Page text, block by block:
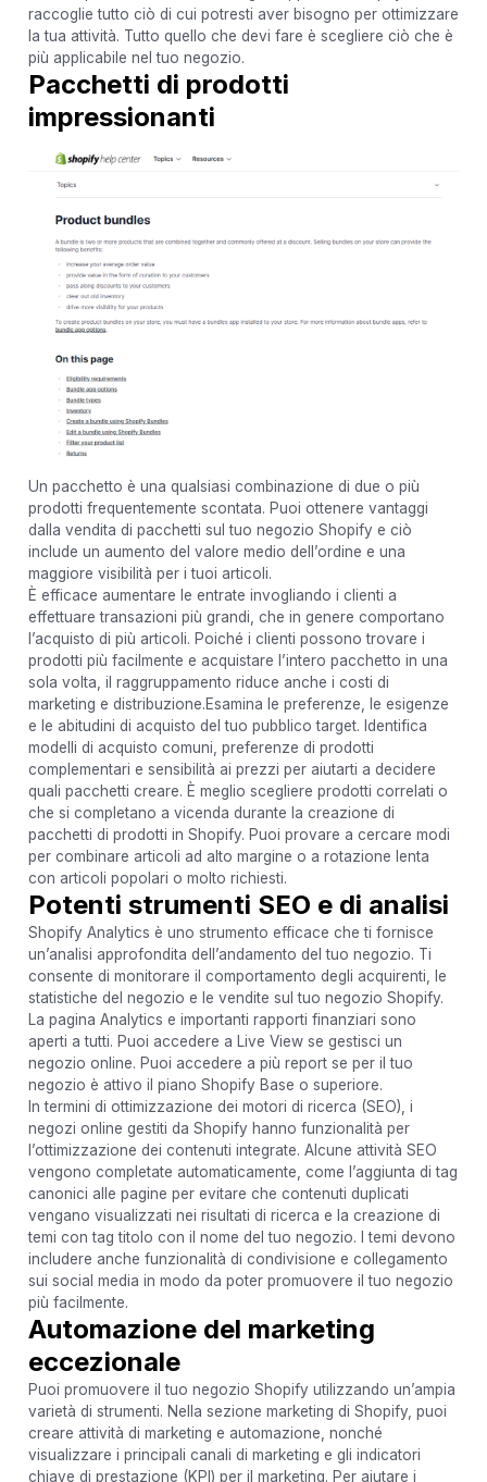
raccoglie tutto ciò di cui potresti aver bisogno per ottimizzare
la tua attività. Tutto quello che devi fare è scegliere ciò che è
più applicabile nel tuo negozio.
Pacchetti di prodotti
impressionanti
Un pacchetto è una qualsiasi combinazione di due o più
prodotti frequentemente scontata. Puoi ottenere vantaggi
dalla vendita di pacchetti sul tuo negozio Shopify e ciò
include un aumento del valore medio dell’ordine e una
maggiore visibilità per i tuoi articoli.
È efficace aumentare le entrate invogliando i clienti a
effettuare transazioni più grandi, che in genere comportano
l’acquisto di più articoli. Poiché i clienti possono trovare i
prodotti più facilmente e acquistare l’intero pacchetto in una
sola volta, il raggruppamento riduce anche i costi di
marketing e distribuzione.Esamina le preferenze, le esigenze
e le abitudini di acquisto del tuo pubblico target. Identifica
modelli di acquisto comuni, preferenze di prodotti
complementari e sensibilità ai prezzi per aiutarti a decidere
quali pacchetti creare. È meglio scegliere prodotti correlati o
che si completano a vicenda durante la creazione di
pacchetti di prodotti in Shopify. Puoi provare a cercare modi
per combinare articoli ad alto margine o a rotazione lenta
con articoli popolari o molto richiesti.
Potenti strumenti SEO e di analisi
Shopify Analytics è uno strumento efficace che ti fornisce
un’analisi approfondita dell’andamento del tuo negozio. Ti
consente di monitorare il comportamento degli acquirenti, le
statistiche del negozio e le vendite sul tuo negozio Shopify.
La pagina Analytics e importanti rapporti finanziari sono
aperti a tutti. Puoi accedere a Live View se gestisci un
negozio online. Puoi accedere a più report se per il tuo
negozio è attivo il piano Shopify Base o superiore.
In termini di ottimizzazione dei motori di ricerca (SEO), i
negozi online gestiti da Shopify hanno funzionalità per
l’ottimizzazione dei contenuti integrate. Alcune attività SEO
vengono completate automaticamente, come l’aggiunta di tag
canonici alle pagine per evitare che contenuti duplicati
vengano visualizzati nei risultati di ricerca e la creazione di
temi con tag titolo con il nome del tuo negozio. I temi devono
includere anche funzionalità di condivisione e collegamento
sui social media in modo da poter promuovere il tuo negozio
più facilmente.
Automazione del marketing
eccezionale
Puoi promuovere il tuo negozio Shopify utilizzando un’ampia
varietà di strumenti. Nella sezione marketing di Shopify, puoi
creare attività di marketing e automazione, nonché
visualizzare i principali canali di marketing e gli indicatori
chiave di prestazione (KPI) per il marketing. Per aiutare i